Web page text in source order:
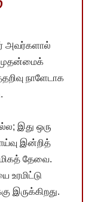
அவர்களால்
முதன்மைக்
நாளேடாக
இது ஒரு
இன்றித்
தேவை.
உரமிட்டு
இருக்கிறது.